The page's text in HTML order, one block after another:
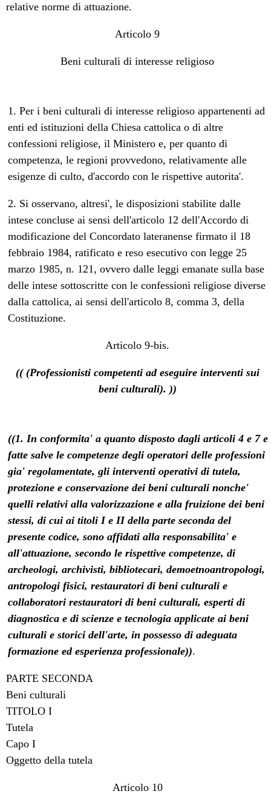
relative norme di attuazione.
Articolo 9
Beni culturali di interesse religioso
1. Per i beni culturali di interesse religioso appartenenti ad
enti ed istituzioni della Chiesa cattolica o di altre
confessioni religiose, il Ministero e, per quanto di
competenza, le regioni provvedono, relativamente alle
esigenze di culto, d'accordo con le rispettive autorita'.
2. Si osservano, altresi', le disposizioni stabilite dalle
intese concluse ai sensi dell'articolo 12 dell'Accordo di
modificazione del Concordato lateranense firmato il 18
febbraio 1984, ratificato e reso esecutivo con legge 25
marzo 1985, n. 121, ovvero dalle leggi emanate sulla base
delle intese sottoscritte con le confessioni religiose diverse
dalla cattolica, ai sensi dell'articolo 8, comma 3, della
Costituzione.
Articolo 9-bis.
(( (Professionisti competenti ad eseguire interventi sui
beni culturali). ))
((1. In conformita' a quanto disposto dagli articoli 4 e 7 e
fatte salve le competenze degli operatori delle professioni
gia' regolamentate, gli interventi operativi di tutela,
protezione e conservazione dei beni culturali nonche'
quelli relativi alla valorizzazione e alla fruizione dei beni
stessi, di cui ai titoli I e II della parte seconda del
presente codice, sono affidati alla responsabilita' e
all'attuazione, secondo le rispettive competenze, di
archeologi, archivisti, bibliotecari, demoetnoantropologi,
antropologi fisici, restauratori di beni culturali e
collaboratori restauratori di beni culturali, esperti di
diagnostica e di scienze e tecnologia applicate ai beni
culturali e storici dell'arte, in possesso di adeguata
formazione ed esperienza professionale)).
PARTE SECONDA
Beni culturali
TITOLO I
Tutela
Capo I
Oggetto della tutela
Articolo 10